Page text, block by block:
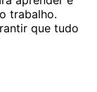
trabalho.
que tudo